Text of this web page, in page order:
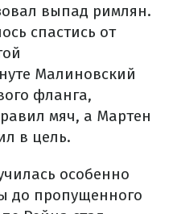
выпад римлян.
спастись от
Малиновский
фланга,
мяч, а Мартен
в цель.
особенно
до пропущенного